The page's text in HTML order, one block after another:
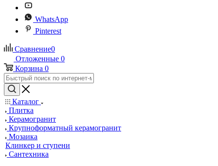
WhatsApp
Pinterest
Сравнение0
Отложенные 0
Корзина 0
Каталог
Плитка
Керамогранит
Крупноформатный керамогранит
Мозаика
Клинкер и ступени
Сантехника